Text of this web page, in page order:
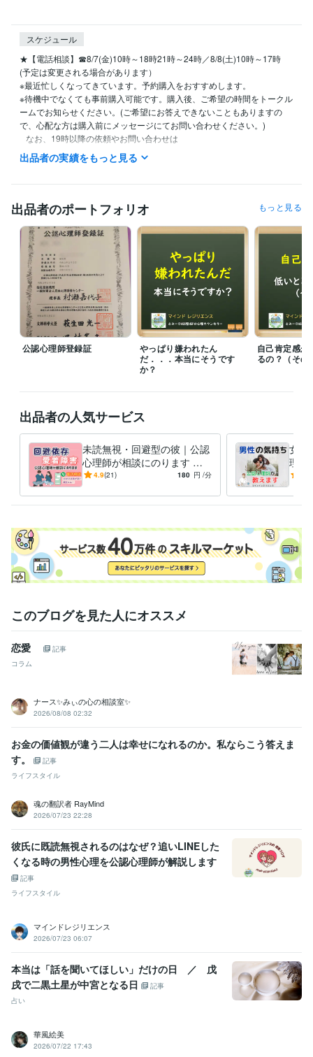
スケジュール
★【電話相談】☎8/7(金)10時～18時21時～24時／8/8(土)10時～17時
(予定は変更される場合があります）
※最近忙しくなってきています。予約購入をおすすめします。
※待機中でなくても事前購入可能です。購入後、ご希望の時間をトークル
ームでお知らせください。(ご希望にお答えできないこともありますの
で、心配な方は購入前にメッセージにてお問い合わせください。)
   翌日以降になることがありますので
   ご了承ください。
ただし事前にご相談いただければ臨機応変にご対応が可能ですのでご
安心下さい。
■その他の曜日につきましては
原則午前９時～午後９時までの間で対応いたします。
■なお、午前9時〜午後7時までは本業のほうに従事しておりますので、
この時間帯は多少ご返答が遅れる場合がございます。
ただし事前にご相談いただければ臨機応変にご対応が可能ですのでご
安心下さい。
■購入前に気になることなどがございましたら、遠慮なくDMからお問い
ライフスタイル・その他 / 講師・インストラクター
ライフスタイル・その他 / カウンセラー・コーチ
職歴
マインドレジリエンス 2020年9月 ~ 現在
公共機関・NPO法人 2011年8月 ~ 2021年8月
英文法メルマガ発行者
自己肯定感　高めるための５つのステップ 自分を変えるための教科
書
資格・検定
公認心理師 取得年 : 2020年
2級FP技能士 取得年 : 2005年
WordPress:2年 Word:25年ChatGPT:1年
Canva:3年
悩み相談・カウンセリング
法
HSP・HSS型HSPの方向けお悩み相談
ンセリング 男性心理・女性心理をわかりやすく解説 恋愛についての
ノウハウ 性についてのお悩み相談 職場の人間関係に関するお悩み相
談
１０代の子を持つ親の心理学
ング こころを整える心理・栄養セミナー
セックスレス
占い オラクルカードリーディング
学歴
三重大学 1989年3月 ~ 1993年2月
語学力
出品者の実績をもっと見る
出品者のポートフォリオ もっと見る
公認心理師登録証
やっぱり嫌われたん
だ．．．本当にそうです
か？
自己肯定感が
るの？（その
出品者の人気サービス
未読無視・回避型の彼｜公認
心理師が相談にのります 音
信不通や既読スルー。回避依
4.9(21) 180 円 /分
女性
理を
に私
このブログを見た人にオススメ
恋愛
記事
コラム
ナース✨みぃの心の相談室✨
2026/08/08 02:32
お金の価値観が違う二人は幸せになれるのか。私ならこう答えま
す。
記事
ライフスタイル
魂の翻訳者 RayMind
2026/07/23 22:28
彼氏に既読無視されるのはなぜ？追いLINEした
くなる時の男性心理を公認心理師が解説します
記事
ライフスタイル
マインドレジリエンス
2026/07/23 06:07
本当は「話を聞いてほしい」だけの日 ／ 戊
戌で二黒土星が中宮となる日
記事
占い
華風絵美
2026/07/22 17:43